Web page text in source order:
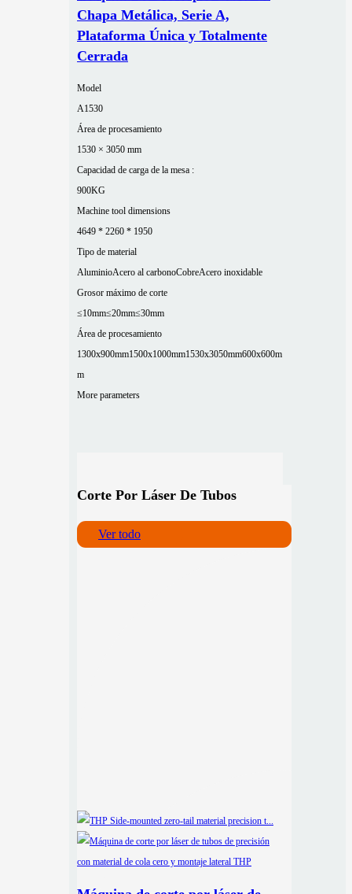
Chapa Metálica, Serie A,
Plataforma Única y Totalmente
Cerrada
Model
A1530
Área de procesamiento
1530 × 3050 mm
Capacidad de carga de la mesa :
900KG
Machine tool dimensions
4649 * 2260 * 1950
Tipo de material
AluminioAcero al carbonoCobreAcero inoxidable
Grosor máximo de corte
≤10mm≤20mm≤30mm
Área de procesamiento
1300x900mm1500x1000mm1530x3050mm600x600m
m
More parameters
Corte Por Láser De Tubos
Ver todo